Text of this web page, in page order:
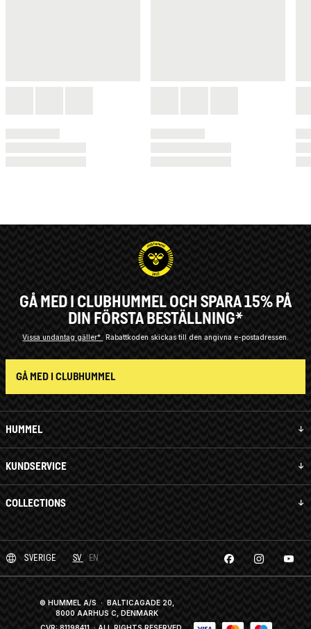
HUMMEL
KUNDSERVICE
COLLECTIONS
GÅ MED I CLUBHUMMEL OCH SPARA 15% PÅ
DIN FÖRSTA BESTÄLLNING*
Vissa undantag gäller* Rabattkoden skickas till den angivna e-postadressen.
GÅ MED I CLUBHUMMEL
SVERIGE SV EN
© HUMMEL A/S · BALTICAGADE 20,
8000 AARHUS C, DENMARK